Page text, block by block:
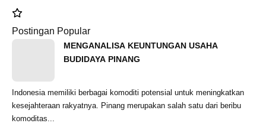
Postingan Popular
MENGANALISA KEUNTUNGAN USAHA
BUDIDAYA PINANG
Indonesia memiliki berbagai komoditi potensial untuk meningkatkan
kesejahteraan rakyatnya. Pinang merupakan salah satu dari beribu
komoditas...